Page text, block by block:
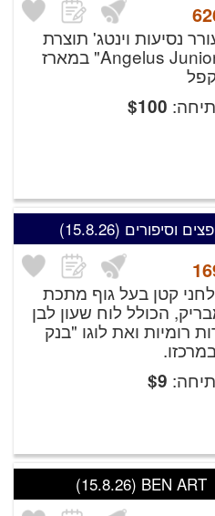
נסיעות וינטג' תוצרת
שווייץ "Angelus Junior" במארז
$100
וסיפורים (15.8.26)
קטן בעל גוף מתכת
הכולל לוח שעון לבן
רומיות ואת לוגו "בנק
$9
BEN ART
(15.8.26)